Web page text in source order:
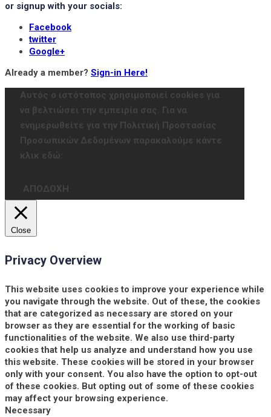
or signup with your socials:
Facebook
twitter
Google+
Already a member? Sign-in Here!
Αυτός ο ιστότοπος χρησιμοποιεί cookies για
να βελτιώσει την εμπειρία σας. Για να
ενημερωθείτε για την Πολιτική Προστασίας
Προσωπικών Δεδομένων παρακαλούμε κάντε
κλικ εδώ:
ΑΠΟΔΟΧΗ
Close
Privacy Overview
This website uses cookies to improve your experience while
you navigate through the website. Out of these, the cookies
that are categorized as necessary are stored on your
browser as they are essential for the working of basic
functionalities of the website. We also use third-party
cookies that help us analyze and understand how you use
this website. These cookies will be stored in your browser
only with your consent. You also have the option to opt-out
of these cookies. But opting out of some of these cookies
may affect your browsing experience.
Necessary